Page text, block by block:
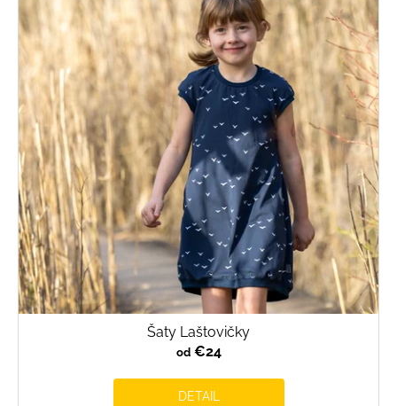
Šaty Laštovičky
od€24
DETAIL